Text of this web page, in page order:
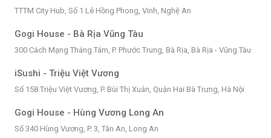
TTTM City Hub, Số 1 Lê Hồng Phong, Vinh, Nghệ An
Gogi House - Bà Rịa Vũng Tàu
300 Cách Mạng Tháng Tám, P. Phước Trung, Bà Rịa, Bà Rịa - Vũng Tàu
iSushi - Triệu Việt Vương
Số 158 Triệu Việt Vương, P. Bùi Thị Xuân, Quận Hai Bà Trưng, Hà Nội
Gogi House - Hùng Vương Long An
Số 340 Hùng Vương, P. 3, Tân An, Long An